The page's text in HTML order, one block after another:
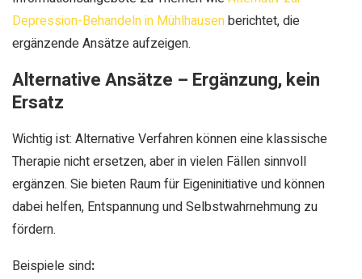
Depression-Behandeln in Mühlhausenberichtet, die
ergänzende Ansätze aufzeigen.
Alternative Ansätze – Ergänzung, kein
Ersatz
Wichtig ist: Alternative Verfahren können eine klassische
Therapie nicht ersetzen, aber in vielen Fällen sinnvoll
ergänzen. Sie bieten Raum für Eigeninitiative und können
dabei helfen, Entspannung und Selbstwahrnehmung zu
fördern.
Beispiele sind: